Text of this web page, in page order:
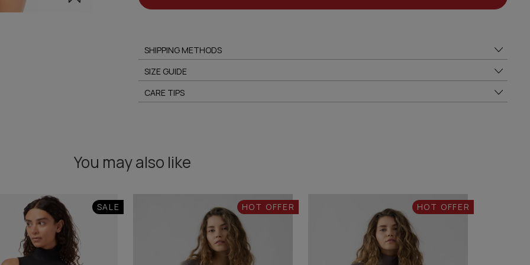
SHIPPING METHODS
SIZE GUIDE
CARE TIPS
You may also like
SALE HOT OFFER HOT OFFER